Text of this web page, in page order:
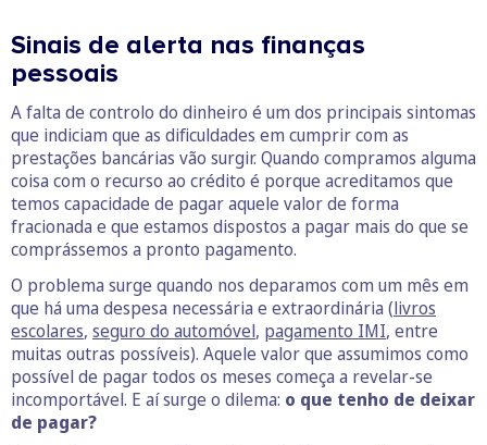
Sinais de alerta nas finanças
pessoais
A falta de controlo do dinheiro é um dos principais sintomas
que indiciam que as dificuldades em cumprir com as
prestações bancárias vão surgir. Quando compramos alguma
coisa com o recurso ao crédito é porque acreditamos que
temos capacidade de pagar aquele valor de forma
fracionada e que estamos dispostos a pagar mais do que se
comprássemos a pronto pagamento.
O problema surge quando nos deparamos com um mês em
que há uma despesa necessária e extraordinária (livros
escolares, seguro do automóvel, pagamento IMI, entre
muitas outras possíveis). Aquele valor que assumimos como
possível de pagar todos os meses começa a revelar-se
incomportável. E aí surge o dilema: o que tenho de deixar
de pagar?